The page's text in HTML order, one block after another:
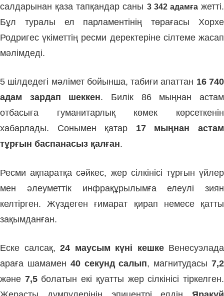
салдарынан қаза тапқандар саны 3 342 адамғажетті.
Бұл туралы ел парламентінің төрағасы Хорхе
Родригес үкіметтің ресми деректеріне сілтеме жасап
мәлімдеді.
5 шілдедегі мәлімет бойынша, табиғи апаттан 16 740
адам зардап шеккен. Билік 86 мыңнан астам
отбасыға гуманитарлық көмек көрсеткенін
хабарлады. Сонымен қатар 17 мыңнан астам
тұрғын баспанасыз қалған.
Ресми ақпаратқа сәйкес, жер сілкінісі тұрғын үйлер
мен әлеуметтік инфрақұрылымға елеулі зиян
келтірген. Жүздеген ғимарат қирап немесе қатты
зақымданған.
Еске салсақ, 24 маусым күні кешкеВенесуэлада
араға шамамен 40 секунд салып, магнитудасы7,2
және 7,5болатын екі қуатты жер сілкінісі тіркелген.